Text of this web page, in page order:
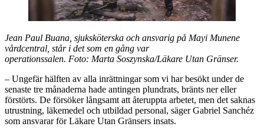
Jean Paul Buana, sjuksköterska och ansvarig på Mayi Munene
vårdcentral, står i det som en gång var
operationssalen. Foto: Marta Soszynska/Läkare Utan Gränser.
– Ungefär hälften av alla inrättningar som vi har besökt under de
senaste tre månaderna hade antingen plundrats, bränts ner eller
förstörts. De försöker långsamt att återuppta arbetet, men det saknas
utrustning, läkemedel och utbildad personal, säger Gabriel Sanchéz
som ansvarar för Läkare Utan Gränsers insats.